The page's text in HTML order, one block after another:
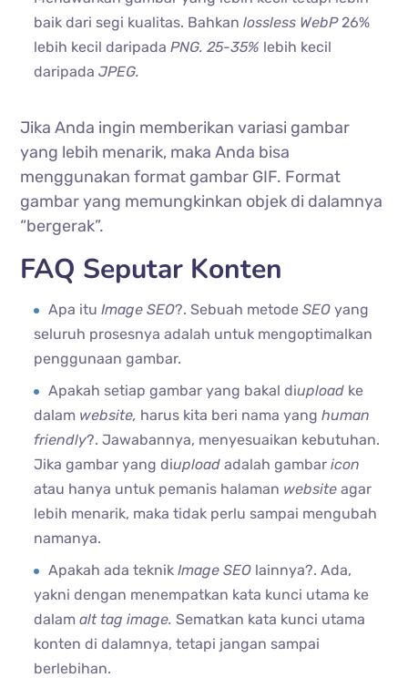
baik dari segi kualitas. Bahkanlossless WebP 26%
lebih kecil daripadaPNG. 25-35% lebih kecil
daripadaJPEG.
Jika Anda ingin memberikan variasi gambar
yang lebih menarik, maka Anda bisa
menggunakan format gambar GIF. Format
gambar yang memungkinkan objek di dalamnya
“bergerak”.
FAQ Seputar Konten
Apa ituImage SEO?. Sebuah metodeSEOyang
seluruh prosesnya adalah untuk mengoptimalkan
penggunaan gambar.
Apakah setiap gambar yang bakal diupload ke
dalam website, harus kita beri nama yanghuman
friendly?. Jawabannya, menyesuaikan kebutuhan.
Jika gambar yang diuploadadalah gambaricon
atau hanya untuk pemanis halaman websiteagar
lebih menarik, maka tidak perlu sampai mengubah
namanya.
Apakah ada teknikImage SEO lainnya?. Ada,
yakni dengan menempatkan kata kunci utama ke
dalamalt tag image. Sematkan kata kunci utama
konten di dalamnya, tetapi jangan sampai
berlebihan.